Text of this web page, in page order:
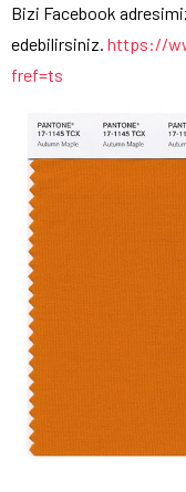
Bizi Facebook
edebilirsiniz. https://
fref=ts